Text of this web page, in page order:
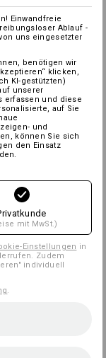
Einwandfreie
Ablauf -
uns eingesetzter
benötigen wir
klicken,
KI-gestützten)
unserer
erfassen und diese
auf Sie
und
können Sie sich
den Einsatz
mit MwSt.)
Einstellungen in
Zudem
individuell